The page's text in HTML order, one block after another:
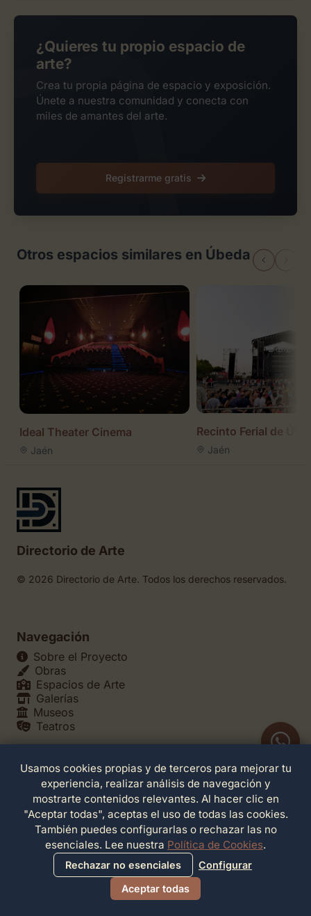
¿Quieres tu propio espacio de
arte?
Crea tu propia página de espacio y exposición.
Únete a nuestra comunidad y conecta con
miles de amantes del arte.
Registrarme gratis
Otros espacios similares en Úbeda
Ideal Theater Cinema
Jaén
Recinto Ferial de
Jaén
Directorio de Arte
© 2026 Directorio de Arte. Todos los derechos reservados.
Navegación
Sobre el Proyecto
Obras
Espacios de Arte
Galerías
Museos
Teatros
Legales
Política de Privacidad
Política de Cookies
Configuración de Cookies
Términos de Servicio
Contacto
Usamos cookies propias y de terceros para mejorar tu
experiencia, realizar análisis de navegación y
mostrarte contenidos relevantes. Al hacer clic en
"Aceptar todas", aceptas el uso de todas las cookies.
También puedes configurarlas o rechazar las no
esenciales. Lee nuestra Política de Cookies.
Rechazar no esenciales
Configurar
Aceptar todas